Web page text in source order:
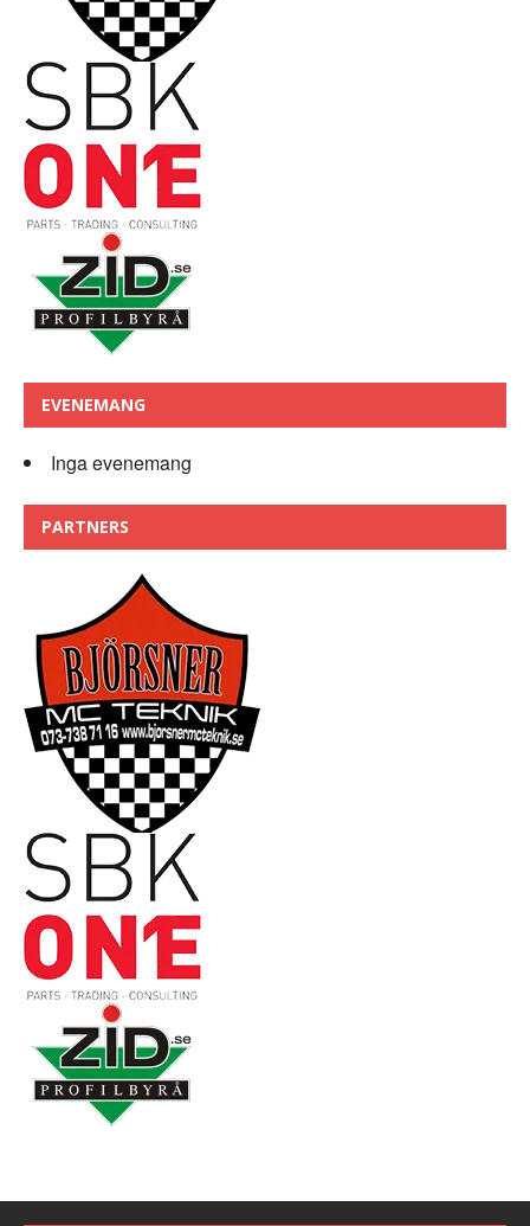
EVENEMANG
Inga evenemang
PARTNERS